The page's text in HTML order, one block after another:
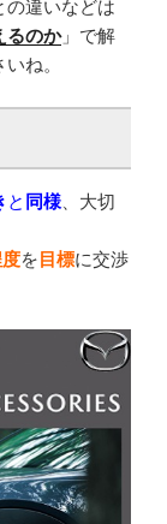
の違いなどは
るのか」で解
ね。
と 同様 、大切
を 目標に交渉